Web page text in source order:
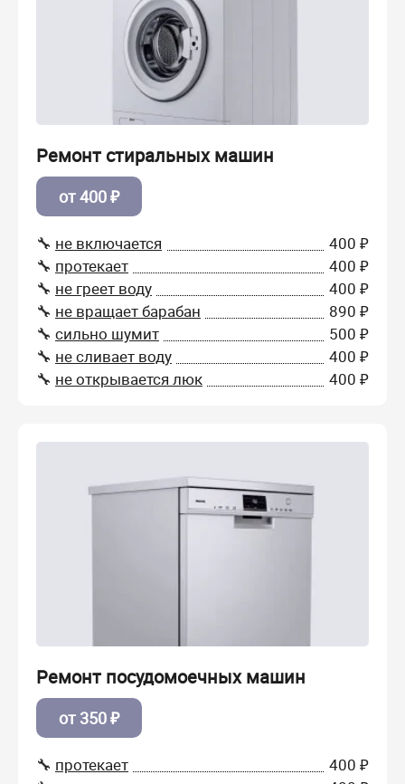
Ремонт стиральных машин
от 400 ₽
🔧 не включается
400 ₽
🔧 протекает
400 ₽
🔧 не греет воду
400 ₽
🔧 не вращает барабан
890 ₽
🔧 сильно шумит
500 ₽
🔧 не сливает воду
400 ₽
🔧 не открывается люк 400 ₽
Ремонт посудомоечных машин
от 350 ₽
🔧 протекает
400 ₽